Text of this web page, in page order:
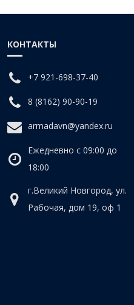
КОНТАКТЫ
+7 921-698-37-40
8 (8162) 90-90-19
armadavn@yandex.ru
Ежедневно с 09:00 до
18:00
г.Великий Новгород, ул.
Рабочая, дом 19, оф 1